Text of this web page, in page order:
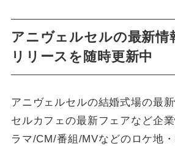
アニヴェルセルの最新情
リリースを随時更新中
アニヴェルセルの結婚式場の最
セルカフェの最新フェアなど企
ラマ/CM/番組/MVなどのロケ地